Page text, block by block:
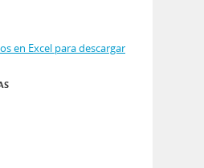
en Excel para descargar